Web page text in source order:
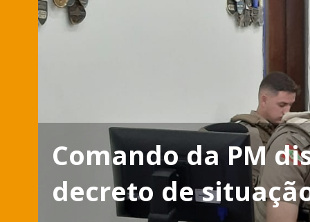
Comando da PM
decreto de